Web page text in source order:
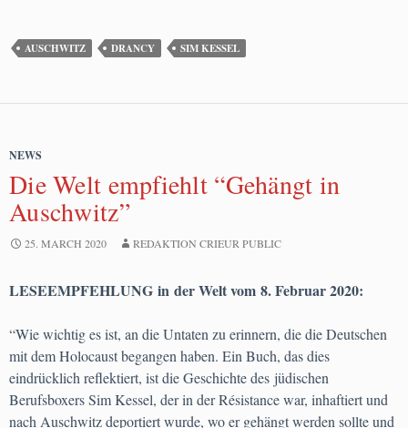
AUSCHWITZ DRANCY SIM KESSEL
NEWS
Die Welt empfiehlt “Gehängt in
Auschwitz”
25. MARCH 2020 REDAKTION CRIEUR PUBLIC
LESEEMPFEHLUNG in der Welt vom 8. Februar 2020:
“Wie wichtig es ist, an die Untaten zu erinnern, die die Deutschen
mit dem Holocaust begangen haben. Ein Buch, das dies
eindrücklich reflektiert, ist die Geschichte des jüdischen
Berufsboxers Sim Kessel, der in der Résistance war, inhaftiert und
nach Auschwitz deportiert wurde, wo er gehängt werden sollte und